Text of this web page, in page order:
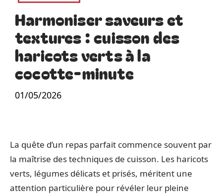
Harmoniser saveurs et
textures : cuisson des
haricots verts à la
cocotte-minute
01/05/2026
La quête d’un repas parfait commence souvent par
la maîtrise des techniques de cuisson. Les haricots
verts, légumes délicats et prisés, méritent une
attention particulière pour révéler leur pleine